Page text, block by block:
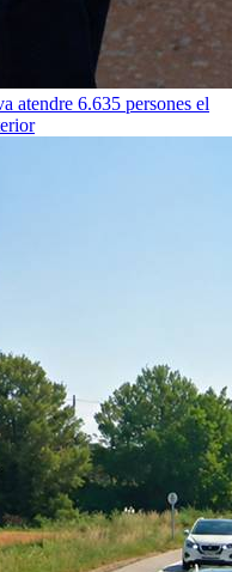
atendre 6.635 persones el